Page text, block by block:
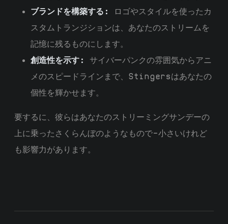
ブランドを構築する:
ロゴやスタイルを使ったカ
スタムトランジションは、あなたのストリームを
記憶に残るものにします。
創造性を示す:
サイバーパンクの雰囲気からアニ
メのスピードラインまで、Stingersはあなたの
個性を輝かせます。
要するに、彼らはあなたのストリーミングサンデーの
上に乗ったさくらんぼのようなもので—小さいけれど
も影響力があります。